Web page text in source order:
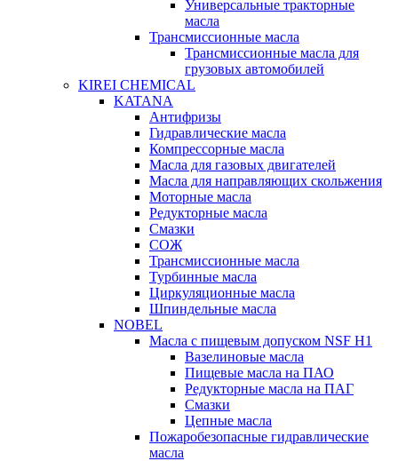
Универсальные тракторные
масла
Трансмиссионные масла
Трансмиссионные масла для
грузовых автомобилей
KIREI CHEMICAL
KATANA
Антифризы
Гидравлические масла
Компрессорные масла
Масла для газовых двигателей
Масла для направляющих скольжения
Моторные масла
Редукторные масла
Смазки
СОЖ
Трансмиссионные масла
Турбинные масла
Циркуляционные масла
Шпиндельные масла
NOBEL
Масла с пищевым допуском NSF H1
Вазелиновые масла
Пищевые масла на ПАО
Редукторные масла на ПАГ
Смазки
Цепные масла
Пожаробезопасные гидравлические
масла